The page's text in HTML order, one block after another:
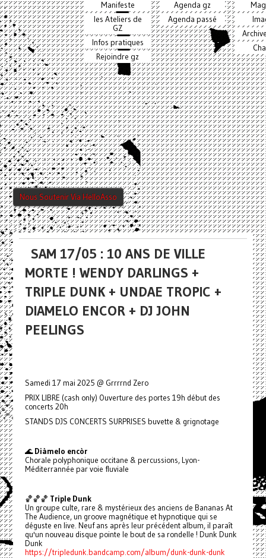
Manifeste
les Ateliers de
GZ
Infos pratiques
Rejoindre gz
Agenda gz
Agenda passé
Nous Soutenir Via HelloAsso
SAM 17/05 : 10 ANS DE VILLE
MORTE ! WENDY DARLINGS +
TRIPLE DUNK + UNDAE TROPIC +
DIAMELO ENCOR + DJ JOHN
PEELINGS
Samedi 17 mai 2025 @ Grrrrnd Zero
PRIX LIBRE (cash only) Ouverture des portes 19h début des
concerts 20h
STANDS DJS CONCERTS SURPRISES buvette & grignotage
🌊 Diàmelo encòr
Chorale polyphonique occitane & percussions, Lyon-
Méditerrannée par voie fluviale
🏀🏀🏀 Triple Dunk
Un groupe culte, rare & mystérieux des anciens de Bananas At
The Audience, un groove magnétique et hypnotique qui se
déguste en live. Neuf ans après leur précédent album, il paraît
qu'un nouveau disque pointe le bout de sa rondelle ! Dunk Dunk
Dunk
https://tripledunk.bandcamp.com/album/dunk-dunk-dunk